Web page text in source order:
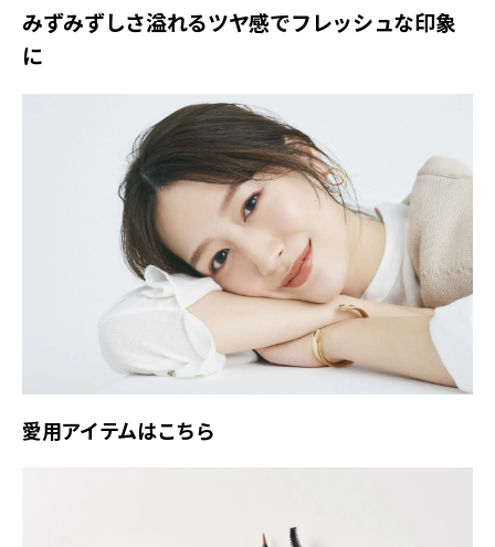
みずみずしさ溢れるツヤ感でフレッシュな印象
に
愛用アイテムはこちら